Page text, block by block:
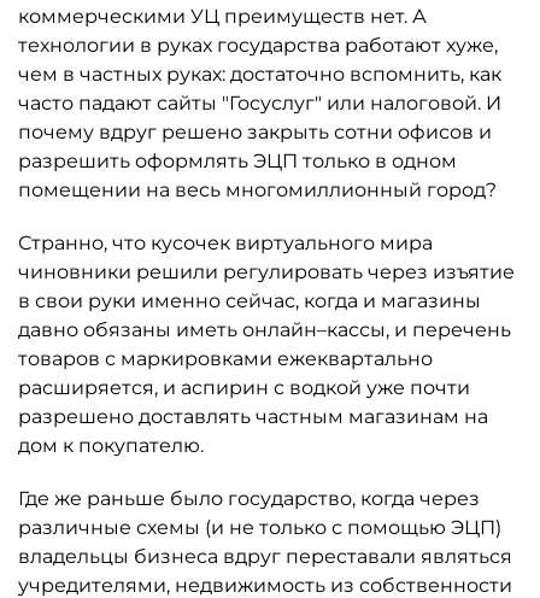
коммерческими УЦ преимуществ нет. А
технологии в руках государства работают хуже,
чем в частных руках: достаточно вспомнить, как
часто падают сайты "Госуслуг" или налоговой. И
почему вдруг решено закрыть сотни офисов и
разрешить оформлять ЭЦП только в одном
помещении на весь многомиллионный город?
Странно, что кусочек виртуального мира
чиновники решили регулировать через изъятие
в свои руки именно сейчас, когда и магазины
давно обязаны иметь онлайн–кассы, и перечень
товаров с маркировками ежеквартально
расширяется, и аспирин с водкой уже почти
разрешено доставлять частным магазинам на
дом к покупателю.
Где же раньше было государство, когда через
различные схемы (и не только с помощью ЭЦП)
владельцы бизнеса вдруг переставали являться
учредителями, недвижимость из собственности